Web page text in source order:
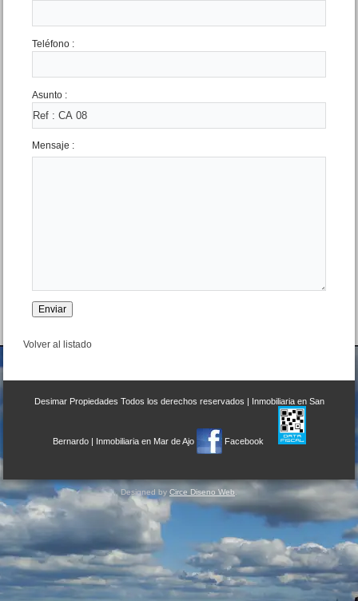
Precio :U$S 45 .000
Teléfono :
Asunto :
Mensaje :
Volver al listado
Desimar Propiedades Todos los derechos reservados | Inmobiliaria en San
Bernardo| Inmobiliaria en Mar de Ajo Facebook
Designed by Circe Diseno Web